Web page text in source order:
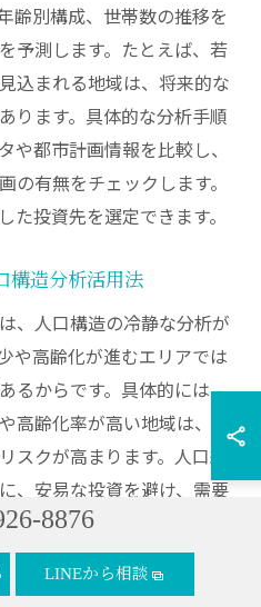
齢別構成、世帯数の推移を
予測します。たとえば、若
込まれる地域は、将来的な
ります。具体的な分析手順
や都市計画情報を比較し、
の有無をチェックします。
た投資先を選定できます。
構造分析活用法
、人口構造の冷静な分析が
や高齢化が進むエリアでは
るからです。具体的には、
高齢化率が高い地域は、空
クが高まります。人口統
、安易な投資を避け、需要
とがバブル回避のポイント
8876
LINEから相談